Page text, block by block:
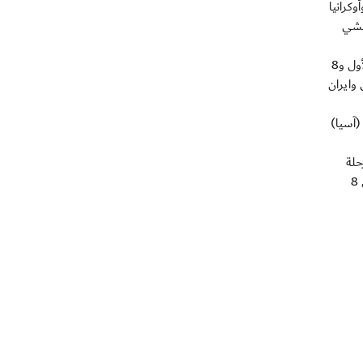
وستتأهل أفضل ثلاثة منتخبات في كل مجموعة إلى كأس العالم تحت 17 سنة الإمارات 2013 FIFA والتي ستقام بين 17 أكتوبر/تشرين الأول و8
وايران
كأس العالم للناشئين تحت 17 سنة بالإمارات 24 منتخباً بواقع 6 منتخبات من قارة (أوروبا) , 4 منتخبات (افريقيا) و4 (آسيا)
(مرحلة
المجموعات ودور الستة عشر والدور ربع النهائي والدور قبل النهائي والمباراة النهائية) وذلك على مدى 23 يوماً في الفترة من 17 أكتوبر وحتى 8